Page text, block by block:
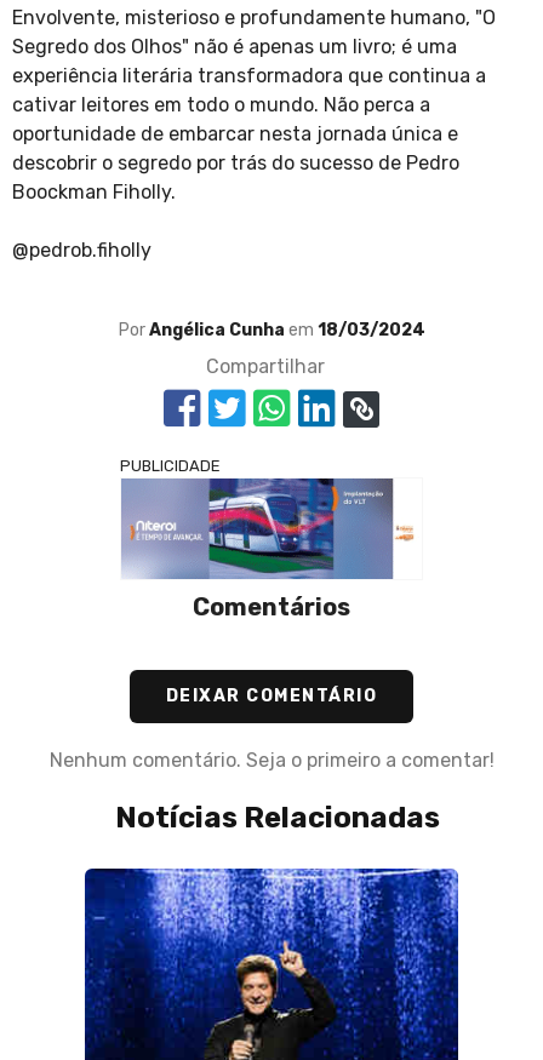
Envolvente, misterioso e profundamente humano, "O
Segredo dos Olhos" não é apenas um livro; é uma
experiência literária transformadora que continua a
cativar leitores em todo o mundo. Não perca a
oportunidade de embarcar nesta jornada única e
descobrir o segredo por trás do sucesso de Pedro
Boockman Fiholly.
@pedrob.fiholly
PorAngélica Cunha em 18/03/2024
Compartilhar
PUBLICIDADE
Comentários
DEIXAR COMENTÁRIO
Nenhum comentário. Seja o primeiro a comentar!
Notícias Relacionadas